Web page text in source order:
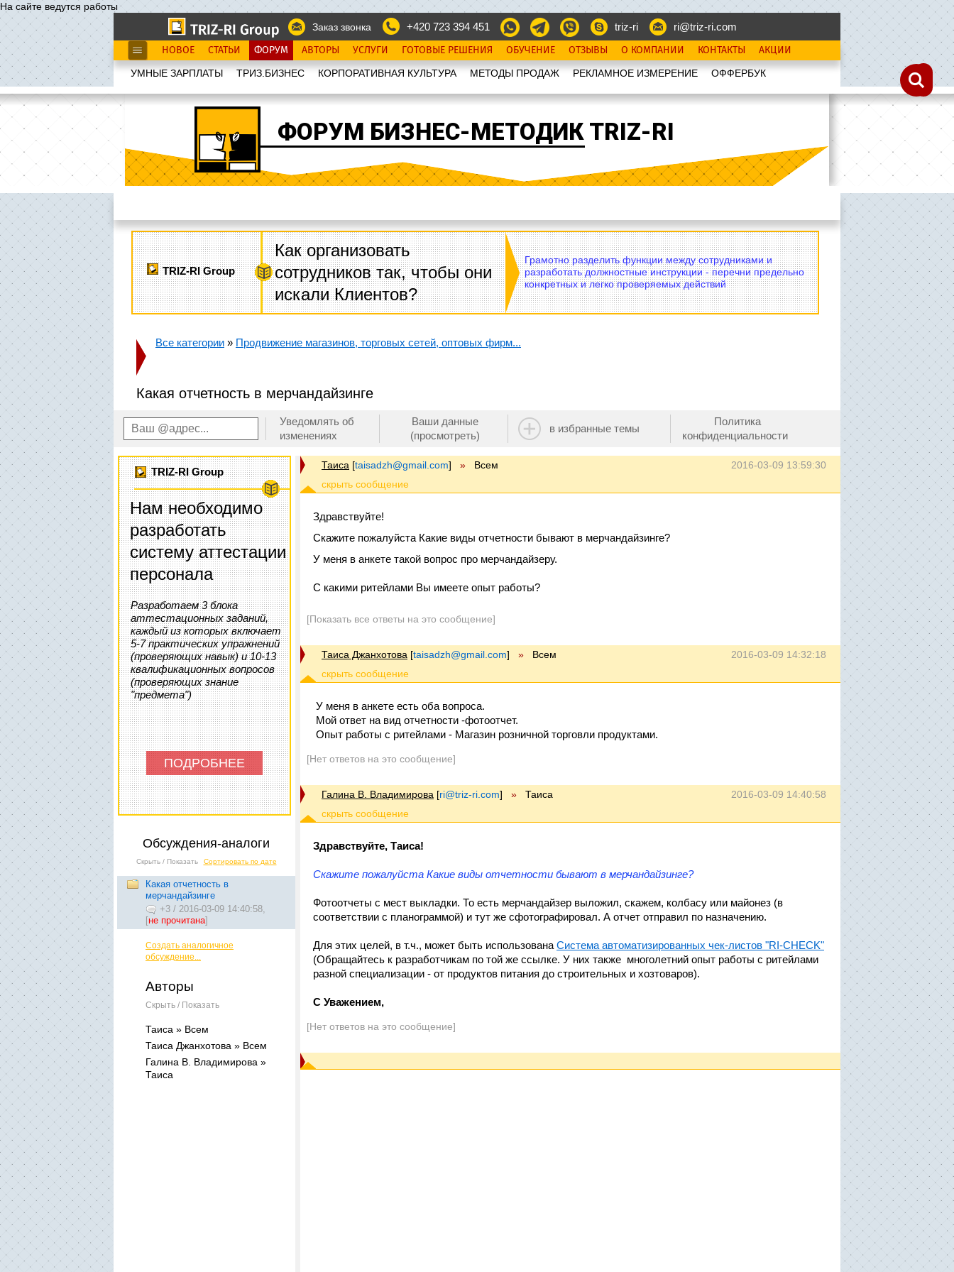
На сайте ведутся работы
Заказ звонка
+420 723 394 451 triz-ri ri@triz-ri.com
НОВОЕ СТАТЬИ ФОРУМ АВТОРЫ УСЛУГИ ГОТОВЫЕ РЕШЕНИЯ ОБУЧЕНИЕ ОТЗЫВЫ О КОМПАНИИ КОНТАКТЫ АКЦИИ
УМНЫЕ ЗАРПЛАТЫ ТРИЗ.БИЗНЕС КОРПОРАТИВНАЯ КУЛЬТУРА МЕТОДЫ ПРОДАЖ РЕКЛАМНОЕ ИЗМЕРЕНИЕ OФФЕРБУК
ФОРУМ БИЗНЕС-МЕТОДИК TRIZ-RI
TRIZ-RI Group
Как организовать
сотрудников так, чтобы они
искали Клиентов?
Грамотно разделить функции между сотрудниками и
разработать должностные инструкции - перечни предельно
конкретных и легко проверяемых действий
Все категории » Продвижение магазинов, торговых сетей, оптовых фирм...
Какая отчетность в мерчандайзинге
Уведомлять об
изменениях
Ваши данные
(просмотреть)
в избранные темы
Политика
конфиденциальности
TRIZ-RI Group
Нам необходимо
разработать
систему аттестации
персонала
Разработаем 3 блока
аттестационных заданий,
каждый из которых включает
5-7 практических упражнений
(проверяющих навык) и 10-13
квалификационных вопросов
(проверяющих знание
"предмета")
ПОДРОБНЕЕ
Обсуждения-аналоги
Скрыть / Показать Сортировать по дате
Какая отчетность в
мерчандайзинге
+3 / 2016-03-09 14:40:58,
[не прочитана]
Создать аналогичное
обсуждение...
Авторы
Скрыть / Показать
Таиса » Всем
Таиса Джанхотова » Всем
Галина В. Владимирова »
Таиса
2016-03-09 13:59:30
Таиса [taisadzh@gmail.com] » Всем
Здравствуйте!
Скажите пожалуйста Какие виды отчетности бывают в мерчандайзинге?
У меня в анкете такой вопрос про мерчандайзеру.
С какими ритейлами Вы имеете опыт работы?
[Показать все ответы на это сообщение]
2016-03-09 14:32:18
Таиса Джанхотова [taisadzh@gmail.com] » Всем
У меня в анкете есть оба вопроса.
Мой ответ на вид отчетности -фотоотчет.
Опыт работы с ритейлами - Магазин розничной торговли продуктами.
[Нет ответов на это сообщение]
2016-03-09 14:40:58
Галина В. Владимирова [ri@triz-ri.com] » Таиса
Здравствуйте, Таиса!
Скажите пожалуйста Какие виды отчетности бывают в мерчандайзинге?
Фотоотчеты с мест выкладки. То есть мерчандайзер выложил, скажем, колбасу или майонез (в
соответствии с планограммой) и тут же сфотографировал. А отчет отправил по назначению.
Для этих целей, в т.ч., может быть использована Система автоматизированных чек-листов "RI-CHECK"
(Обращайтесь к разработчикам по той же ссылке. У них также многолетний опыт работы с ритейлами
разной специализации - от продуктов питания до строительных и хозтоваров).
С Уважением,
[Нет ответов на это сообщение]